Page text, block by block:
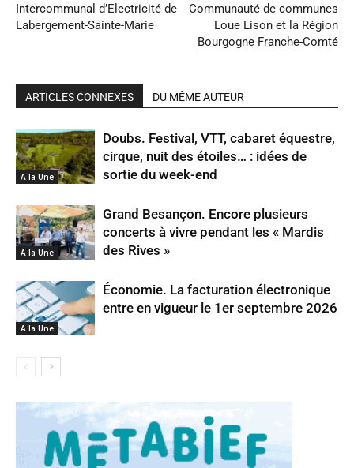
Intercommunal d’Electricité de
Labergement-Sainte-Marie
Communauté de communes
Loue Lison et la Région
Bourgogne Franche-Comté
ARTICLES CONNEXES DU MÊME AUTEUR
A la Une
Doubs. Festival, VTT, cabaret équestre,
cirque, nuit des étoiles… : idées de
sortie du week-end
A la Une
Grand Besançon. Encore plusieurs
concerts à vivre pendant les « Mardis
des Rives »
A la Une
Économie. La facturation électronique
entre en vigueur le 1er septembre 2026